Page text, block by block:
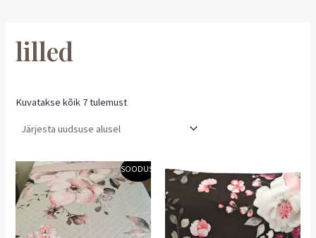
lilled
Kuvatakse kõik 7 tulemust
SOODUS!
Algne
hind
oli:
29,50 €.
Praegune
hind
on:
26,55 €.
2,55 €
kuni
4,00 €
tootel
on